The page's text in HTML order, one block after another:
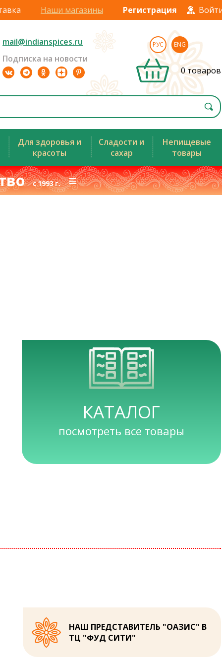
Наши магазины Регистрация
mail@indianspices.ru
Подписка на новости
РУС ENG
0 товаров
Для здоровья и
красоты
Сладости и
сахар
Непищевые
товары
с 1993 г.≡
КАТАЛОГ
посмотреть все товары
НАШ ПРЕДСТАВИТЕЛЬ "ОАЗИС" В
ТЦ "ФУД СИТИ"